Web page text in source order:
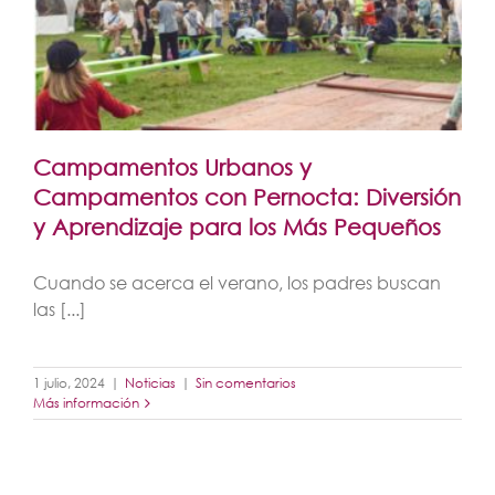
Campamentos Urbanos y
Campamentos con Pernocta: Diversión
y Aprendizaje para los Más Pequeños
Cuando se acerca el verano, los padres buscan
las [...]
1 julio, 2024 | Noticias | Sin comentarios
Más información